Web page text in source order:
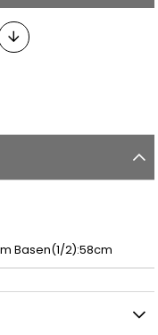
Basen(1/2):58cm